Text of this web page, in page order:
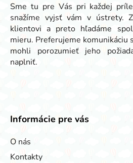
Sme tu pre Vás pri každej
snažíme vyjsť vám v ústrety.
klientovi a preto hľadáme
mieru. Preferujeme komunikáciu
mohli porozumieť jeho
naplniť.
Informácie pre vás
O nás
Kontakty